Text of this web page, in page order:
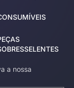
a nossa